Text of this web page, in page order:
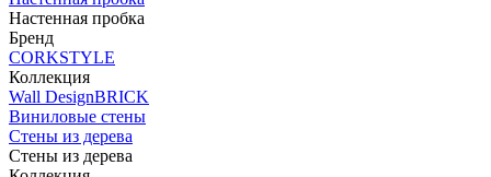
Настенная пробка
Бренд
CORKSTYLE
Коллекция
Wall DesignBRICK
Виниловые стены
Стены из дерева
Стены из дерева